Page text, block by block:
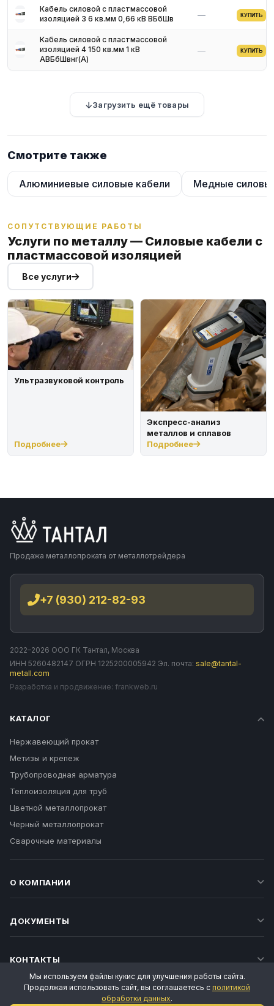
Кабель силовой с пластмассовой
изоляцией 3 6 кв.мм 0,66 кВ ВБбШв
— КУПИТЬ
Кабель силовой с пластмассовой
изоляцией 4 150 кв.мм 1 кВ
АВБбШвнг(A)
— КУПИТЬ
Загрузить ещё товары
Смотрите также
Алюминиевые силовые кабели Медные
СОПУТСТВУЮЩИЕ РАБОТЫ
Услуги по металлу — Силовые кабели с
пластмассовой изоляцией
Все услуги
Ультразвуковой контроль
Подробнее
Экспресс-анализ
металлов и сплавов
Подробнее
Продажа металлопроката от металлотрейдера
+7 (930) 212-82-93
2022–2026 ООО ГК Тантал, Москва
ИНН 5260482147 ОГРН 1225200005942 Эл. почта: sale@tantal-
metall.com
Разработка и продвижение: frankweb.ru
КАТАЛОГ
Нержавеющий прокат
Метизы и крепеж
Трубопроводная арматура
Теплоизоляция для труб
Цветной металлопрокат
Черный металлопрокат
Сварочные материалы
О КОМПАНИИ
ДОКУМЕНТЫ
КОНТАКТЫ
Мы используем файлы кукис для улучшения работы сайта.
Продолжая использовать сайт, вы соглашаетесь с политикой
обработки данных.